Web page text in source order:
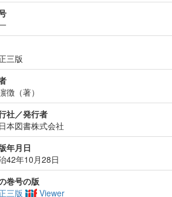
三版
徴（著）
社／発行者
本図書株式会社
年月日
42年10月28日
巻号の版
三版
Viewer